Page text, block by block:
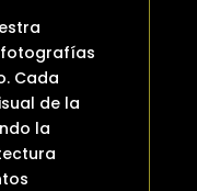
Cada
de la
la